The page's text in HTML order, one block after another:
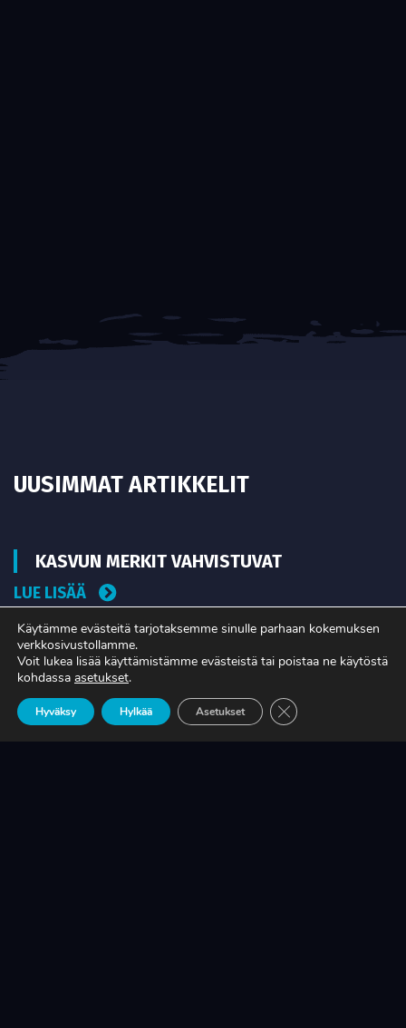
UUSIMMAT ARTIKKELIT
KASVUN MERKIT VAHVISTUVAT
LUE LISÄÄ
TIEDÄTKÖ, MITÄ TUOTANTONNE OIKEASTI
MAKSAA?
LUE LISÄÄ
Käytämme evästeitä tarjotaksemme sinulle parhaan kokemuksen
verkkosivustollamme.
Voit lukea lisää käyttämistämme evästeistä tai poistaa ne käytöstä
kohdassa asetukset.
Hyväksy Hylkää Asetukset Sulje evästebanneri